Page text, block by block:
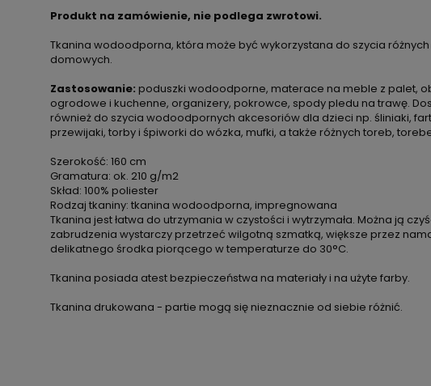
Produkt na zamówienie, nie podlega zwrotowi.
Tkanina wodoodporna, która może być wykorzystana do szycia
domowych.
Zastosowanie: poduszki wodoodporne, materace na meble z palet,
ogrodowe i kuchenne, organizery, pokrowce, spody pledu na trawę.
również do szycia wodoodpornych akcesoriów dla dzieci np. śliniaki,
przewijaki, torby i śpiworki do wózka, mufki, a także różnych toreb,
Szerokość: 160 cm
Gramatura: ok. 210 g/m2
Skład: 100% poliester
Rodzaj tkaniny: tkanina wodoodporna, impregnowana
Tkanina jest łatwa do utrzymania w czystości i wytrzymała. Można ją
zabrudzenia wystarczy przetrzeć wilgotną szmatką, większe przez
delikatnego środka piorącego w temperaturze do 30°C.
Tkanina posiada atest bezpieczeństwa na materiały i na użyte farby.
Tkanina drukowana - partie mogą się nieznacznie od siebie różnić.